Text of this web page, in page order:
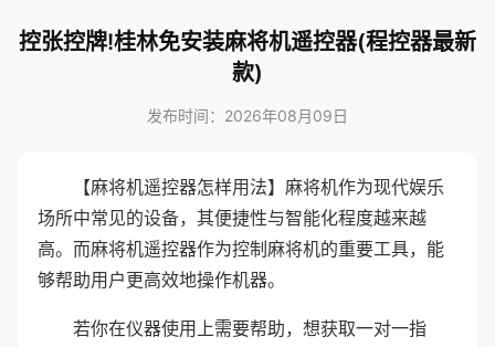
控张控牌!桂林免安装麻将机遥控器(程控器最新
款)
发布时间：2026年08月09日
【麻将机遥控器怎样用法】麻将机作为现代娱乐
场所中常见的设备，其便捷性与智能化程度越来越
高。而麻将机遥控器作为控制麻将机的重要工具，能
够帮助用户更高效地操作机器。
若你在仪器使用上需要帮助，想获取一对一指